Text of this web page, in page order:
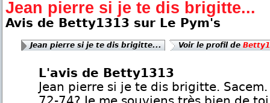
Jean pierre si je te dis brigitte...
Avis de Betty1313 sur Le Pym's
Jean pierre si je te dis brigitte... Voir le profil de
L'avis de Betty1313
Jean pierre si je te dis brigitte.